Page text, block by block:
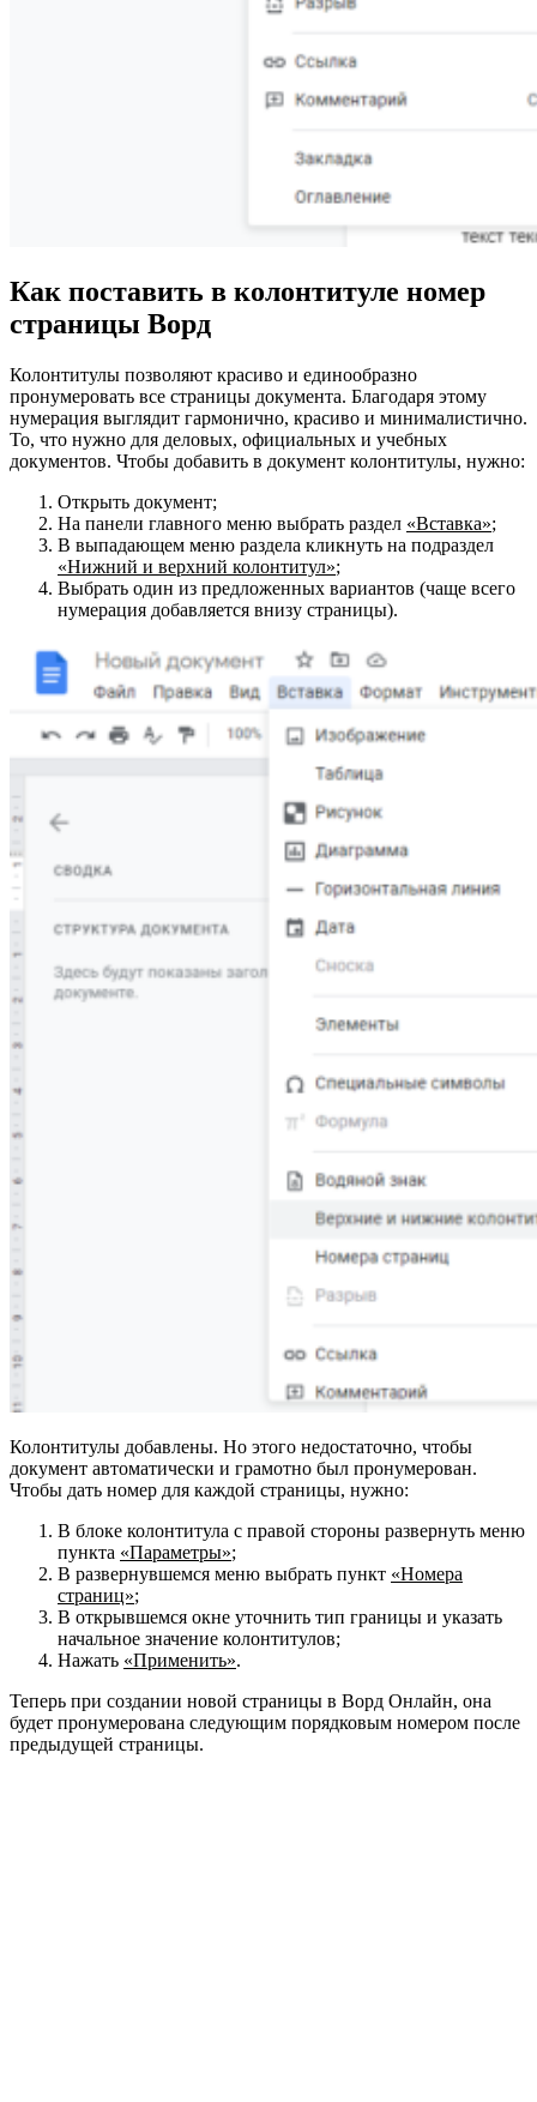
Как поставить в колонтитуле номер
страницы Ворд
Колонтитулы позволяют красиво и единообразно
пронумеровать все страницы документа. Благодаря этому
нумерация выглядит гармонично, красиво и минималистично.
То, что нужно для деловых, официальных и учебных
документов. Чтобы добавить в документ колонтитулы, нужно:
Открыть документ;
На панели главного меню выбрать раздел «Вставка»;
В выпадающем меню раздела кликнуть на подраздел
«Нижний и верхний колонтитул»;
Выбрать один из предложенных вариантов (чаще всего
нумерация добавляется внизу страницы).
Колонтитулы добавлены. Но этого недостаточно, чтобы
документ автоматически и грамотно был пронумерован.
Чтобы дать номер для каждой страницы, нужно:
В блоке колонтитула с правой стороны развернуть меню
пункта «Параметры»;
В развернувшемся меню выбрать пункт «Номера
страниц»;
В открывшемся окне уточнить тип границы и указать
начальное значение колонтитулов;
Нажать «Применить».
Теперь при создании новой страницы в Ворд Онлайн, она
будет пронумерована следующим порядковым номером после
предыдущей страницы.